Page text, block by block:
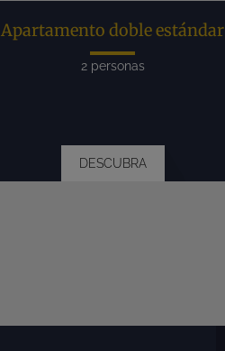
Apartamento doble estándar
2 personas
DESCUBRA